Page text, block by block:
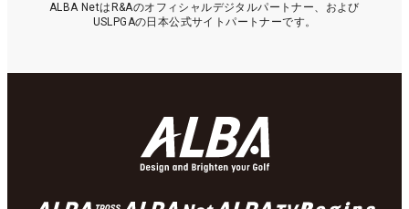
ALBA NetはR&Aのオフィシャルデジタルパートナー、および
USLPGAの日本公式サイトパートナーです。